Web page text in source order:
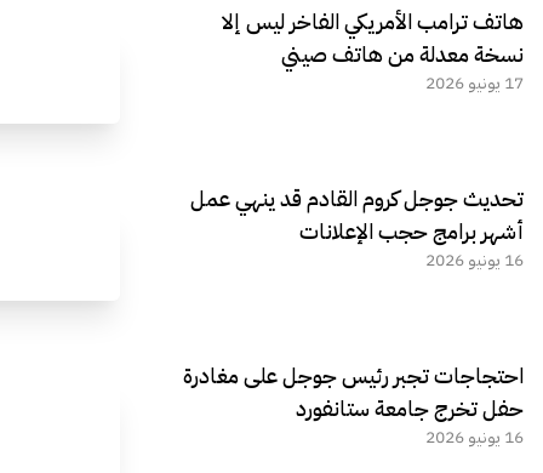
هاتف ترامب الأمريكي الفاخر ليس إلا
نسخة معدلة من هاتف صيني
17 يونيو 2026
تحديث جوجل كروم القادم قد ينهي عمل
أشهر برامج حجب الإعلانات
16 يونيو 2026
احتجاجات تجبر رئيس جوجل على مغادرة
حفل تخرج جامعة ستانفورد
16 يونيو 2026